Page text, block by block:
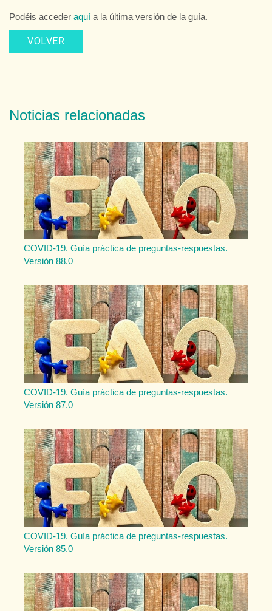
Podéis acceder aquí a la última versión de la guía.
VOLVER
Noticias relacionadas
COVID-19. Guía práctica de preguntas-respuestas.
Versión 88.0
COVID-19. Guía práctica de preguntas-respuestas.
Versión 87.0
COVID-19. Guía práctica de preguntas-respuestas.
Versión 85.0